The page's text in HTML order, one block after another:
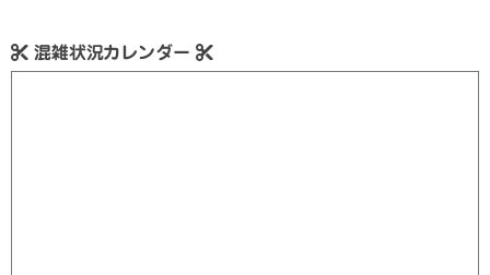
混雑状況カレンダー